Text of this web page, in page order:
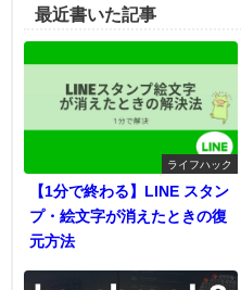
最近書いた記事
ライフハック
【1分で終わる】LINE スタン
プ・絵文字が消えたときの復
元方法